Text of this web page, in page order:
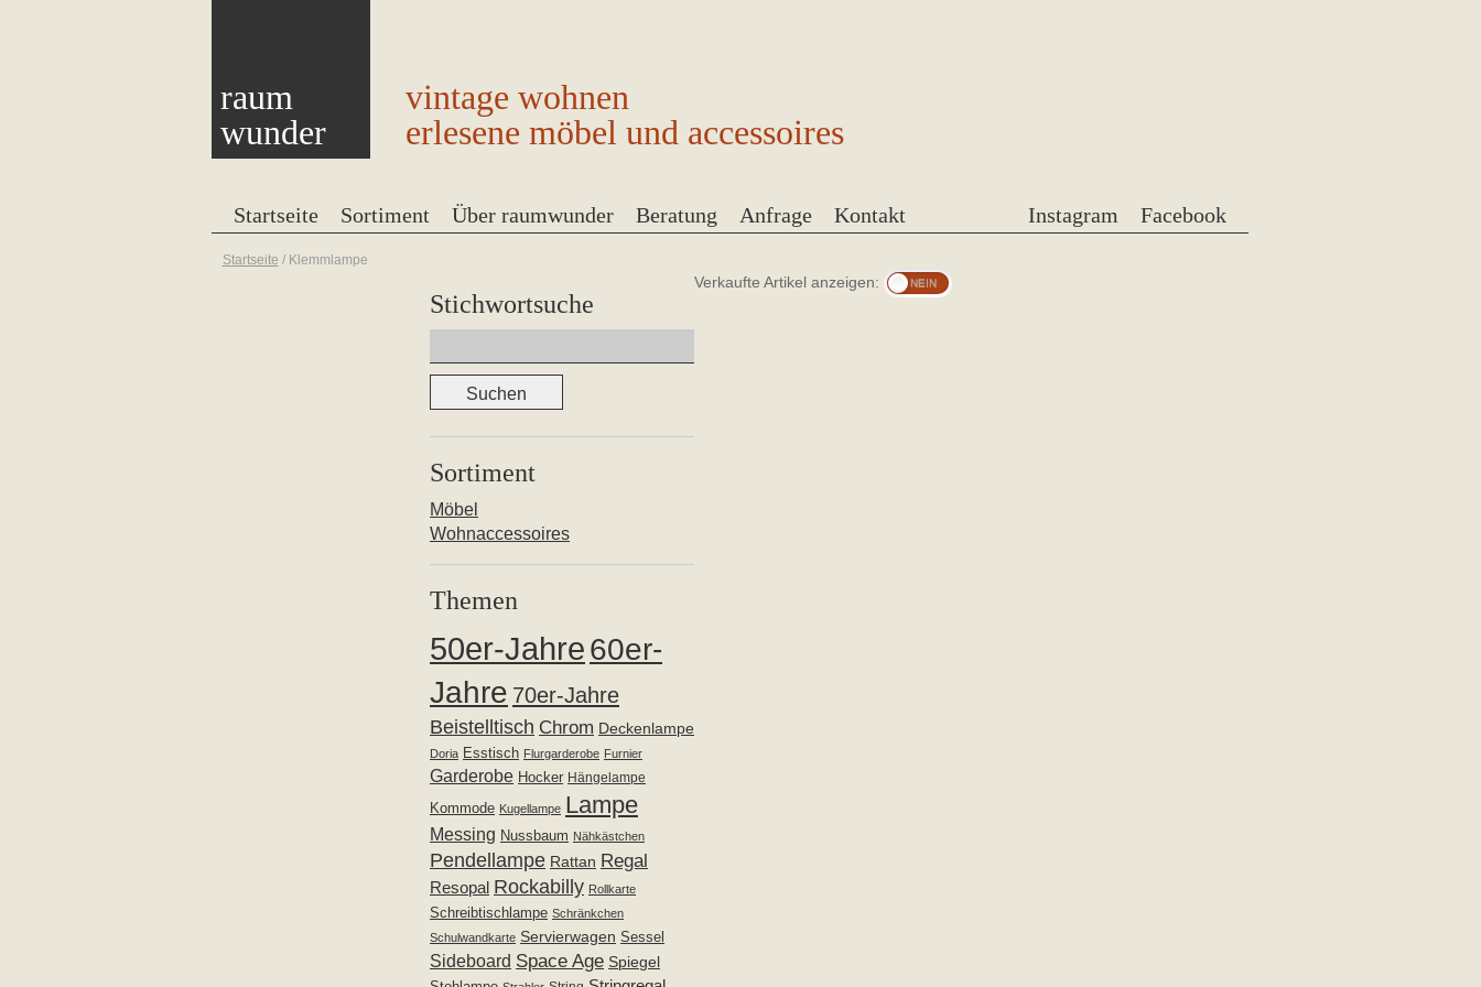
raum
wunder
vintage wohnen
erlesene möbel und accessoires
Startseite Sortiment Über raumwunder Beratung Anfrage Kontakt Facebook
Instagram
Startseite / Klemmlampe
Verkaufte Artikel anzeigen:
Stichwortsuche
nach:
Sortiment
Möbel
Wohnaccessoires
Themen
50er-Jahre60er-
Jahre 70er-Jahre
Beistelltisch Chrom Deckenlampe
Doria Esstisch Flurgarderobe Furnier
Garderobe Hocker Hängelampe
Kommode Kugellampe Lampe
Messing Nussbaum Nähkästchen
Pendellampe Rattan Regal
Resopal Rockabilly Rollkarte
Schreibtischlampe Schränkchen
Schulwandkarte Servierwagen Sessel
Sideboard Space Age Spiegel